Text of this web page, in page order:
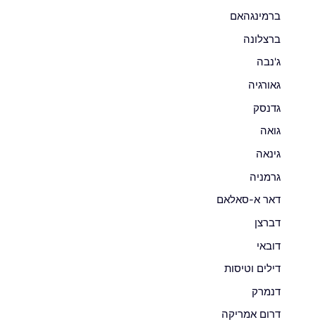
ברמינגהאם
ברצלונה
ג'נבה
גאורגיה
גדנסק
גואה
גינאה
גרמניה
דאר א-סאלאם
דברצן
דובאי
דילים וטיסות
דנמרק
דרום אמריקה